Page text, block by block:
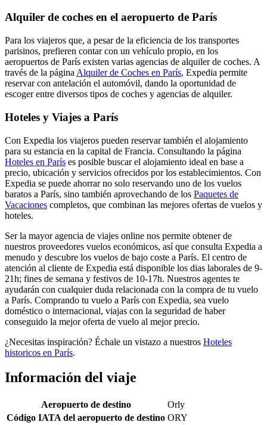
Alquiler de coches en el aeropuerto de París
Para los viajeros que, a pesar de la eficiencia de los transportes
parisinos, prefieren contar con un vehículo propio, en los
aeropuertos de París existen varias agencias de alquiler de coches. A
través de la página Alquiler de Coches en París, Expedia permite
reservar con antelación el automóvil, dando la oportunidad de
escoger entre diversos tipos de coches y agencias de alquiler.
Hoteles y Viajes a París
Con Expedia los viajeros pueden reservar también el alojamiento
para su estancia en la capital de Francia. Consultando la página
Hoteles en París es posible buscar el alojamiento ideal en base a
precio, ubicación y servicios ofrecidos por los establecimientos. Con
Expedia se puede ahorrar no solo reservando uno de los vuelos
baratos a París, sino también aprovechando de los Paquetes de
Vacaciones completos, que combinan las mejores ofertas de vuelos y
hoteles.
Ser la mayor agencia de viajes online nos permite obtener de
nuestros proveedores vuelos económicos, así que consulta Expedia a
menudo y descubre los vuelos de bajo coste a París. El centro de
atención al cliente de Expedia está disponible los dias laborales de 9-
21h; fines de semana y festivos de 10-17h. Nuestros agentes te
ayudarán con cualquier duda relacionada con la compra de tu vuelo
a París. Comprando tu vuelo a París con Expedia, sea vuelo
doméstico o internacional, viajas con la seguridad de haber
conseguido la mejor oferta de vuelo al mejor precio.
¿Necesitas inspiración? Échale un vistazo a nuestros Hoteles
historicos en París.
Información del viaje
Aeropuerto de destino
Orly
Código IATA del aeropuerto de destino ORY